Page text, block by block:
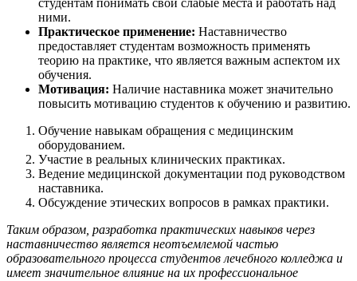
студентам понимать свои слабые места и работать над
ними.
Практическое применение: Наставничество
предоставляет студентам возможность применять
теорию на практике, что является важным аспектом их
обучения.
Мотивация: Наличие наставника может значительно
повысить мотивацию студентов к обучению и развитию.
Обучение навыкам обращения с медицинским
оборудованием.
Участие в реальных клинических практиках.
Ведение медицинской документации под руководством
наставника.
Обсуждение этических вопросов в рамках практики.
Таким образом, разработка практических навыков через
наставничество является неотъемлемой частью
образовательного процесса студентов лечебного колледжа и
имеет значительное влияние на их профессиональное